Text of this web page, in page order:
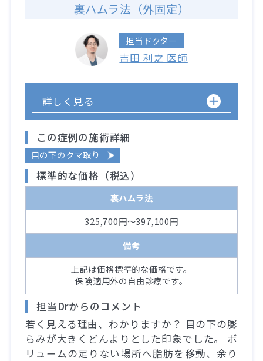
裏ハムラ法（外固定）
担当ドクター
吉田 利之 医師
詳しく見る
この症例の施術詳細
目の下のクマ取り
標準的な価格（税込）
裏ハムラ法
325,700円～397,100円
備考
上記は価格標準的な価格です。
保険適用外の自由診療です。
担当Drからのコメント
若く見える理由、わかりますか？ 目の下の膨
らみが大きくどんよりとした印象でした。 ボ
リュームの足りない場所へ脂肪を移動、余り